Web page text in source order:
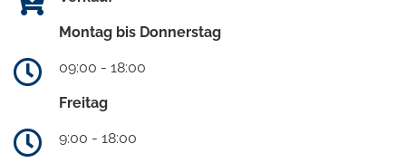
Montag bis Donnerstag
09:00 - 18:00
Freitag
9:00 - 18:00